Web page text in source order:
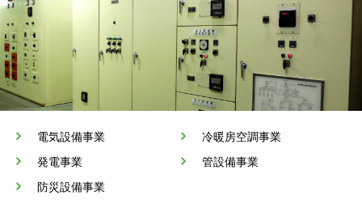
電気設備事業
冷暖房空調事業
発電事業
管設備事業
防災設備事業